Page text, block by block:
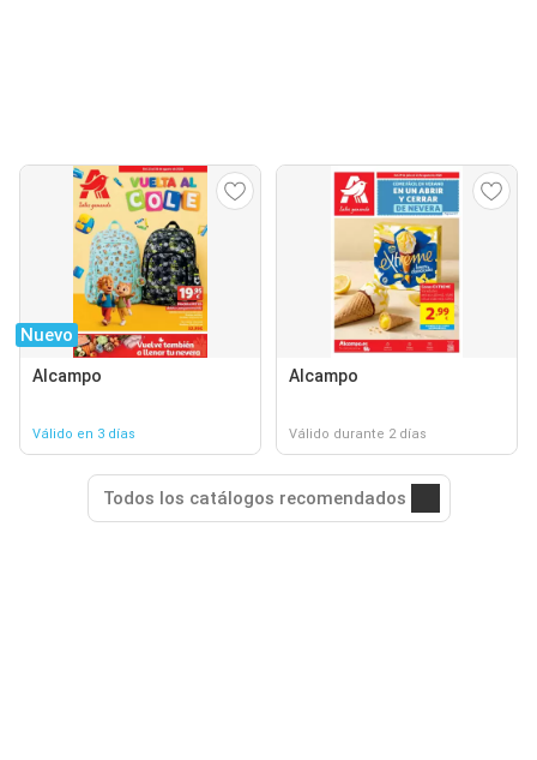
Nuevo
Alcampo
Válido en 3 días
Alcampo
Válido durante 2 días
Todos los catálogos recomendados